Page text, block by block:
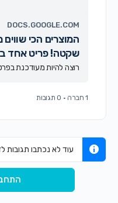
DOCS.GOOGLE.COM
המוצרים הכי
שקטה! פריט אחד
· 0 תגובות
עוד לא נכתבו תגובות